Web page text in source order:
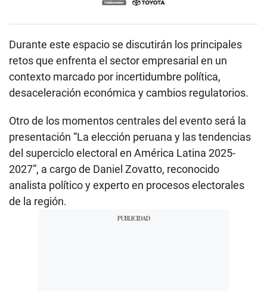
Durante este espacio se discutirán los principales
retos que enfrenta el sector empresarial en un
contexto marcado por incertidumbre política,
desaceleración económica y cambios regulatorios.
Otro de los momentos centrales del evento será la
presentación “La elección peruana y las tendencias
del superciclo electoral en América Latina 2025-
2027”, a cargo de Daniel Zovatto, reconocido
analista político y experto en procesos electorales
de la región.